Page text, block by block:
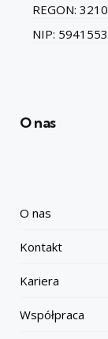
REGON:
NIP:
O nas
O nas
Kontakt
Kariera
Współpraca